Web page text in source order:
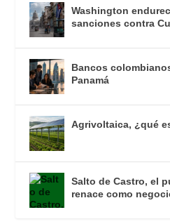
Washington
sanciones contra
Bancos
Panamá
Agrivoltaica, ¿qué
Salto de Castro, el
renace como